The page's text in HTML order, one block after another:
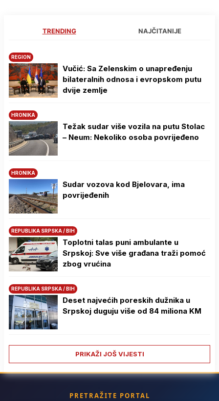
TRENDING NAJČITANIJE
REGION
Vučić: Sa Zelenskim o unapređenju
bilateralnih odnosa i evropskom putu
dvije zemlje
HRONIKA
Težak sudar više vozila na putu Stolac
– Neum: Nekoliko osoba povrijeđeno
HRONIKA
Sudar vozova kod Bjelovara, ima
povrijeđenih
REPUBLIKA SRPSKA / BIH
Toplotni talas puni ambulante u
Srpskoj: Sve više građana traži pomoć
zbog vrućina
REPUBLIKA SRPSKA / BIH
Deset najvećih poreskih dužnika u
Srpskoj duguju više od 84 miliona KM
PRIKAŽI JOŠ VIJESTI
PRETRAŽITE PORTAL